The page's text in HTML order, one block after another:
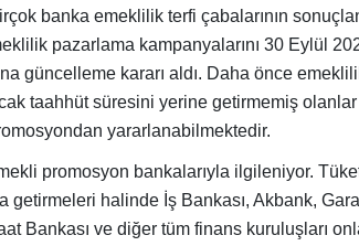
banka emeklilik terfi çabalarının
pazarlama kampanyalarını 30 Eylül
güncelleme kararı aldı. Daha önce
taahhüt süresini yerine getirmemiş
yararlanabilmektedir.
promosyon bankalarıyla ilgileniyor.
getirmeleri halinde İş Bankası, Akbank,
Bankası ve diğer tüm finans kuruluşları